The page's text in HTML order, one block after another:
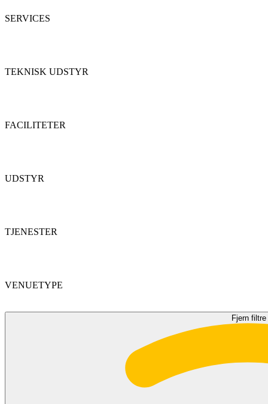
SERVICES
TEKNISK UDSTYR
FACILITETER
UDSTYR
TJENESTER
VENUETYPE
Fjern filtre